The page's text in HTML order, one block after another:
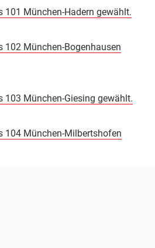
101 München-Hadern gewählt.
102 München-Bogenhausen
103 München-Giesing gewählt.
104 München-Milbertshofen